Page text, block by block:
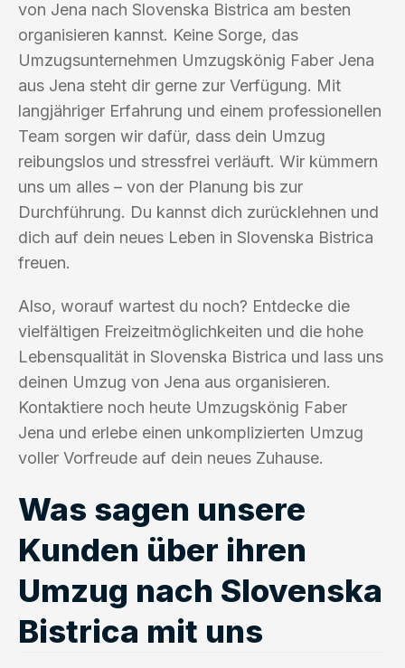
von Jena nach Slovenska Bistrica am besten
organisieren kannst. Keine Sorge, das
Umzugsunternehmen Umzugskönig Faber Jena
aus Jena steht dir gerne zur Verfügung. Mit
langjähriger Erfahrung und einem professionellen
Team sorgen wir dafür, dass dein Umzug
reibungslos und stressfrei verläuft. Wir kümmern
uns um alles – von der Planung bis zur
Durchführung. Du kannst dich zurücklehnen und
dich auf dein neues Leben in Slovenska Bistrica
freuen.
Also, worauf wartest du noch? Entdecke die
vielfältigen Freizeitmöglichkeiten und die hohe
Lebensqualität in Slovenska Bistrica und lass uns
deinen Umzug von Jena aus organisieren.
Kontaktiere noch heute Umzugskönig Faber
Jena und erlebe einen unkomplizierten Umzug
voller Vorfreude auf dein neues Zuhause.
Was sagen unsere
Kunden über ihren
Umzug nach Slovenska
Bistrica mit uns